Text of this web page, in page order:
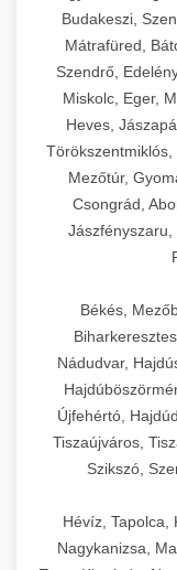
Budakeszi,
Mátrafüred,
Szendrő,
Miskolc, Eger,
Heves,
Törökszentmiklós,
Mezőtúr,
Csongrád,
Jászfényszaru,
Békés,
Nádudvar,
Újfehértó,
Tiszaújváros,
Szikszó,
Hévíz, Tapolca,
Nagykanizsa,